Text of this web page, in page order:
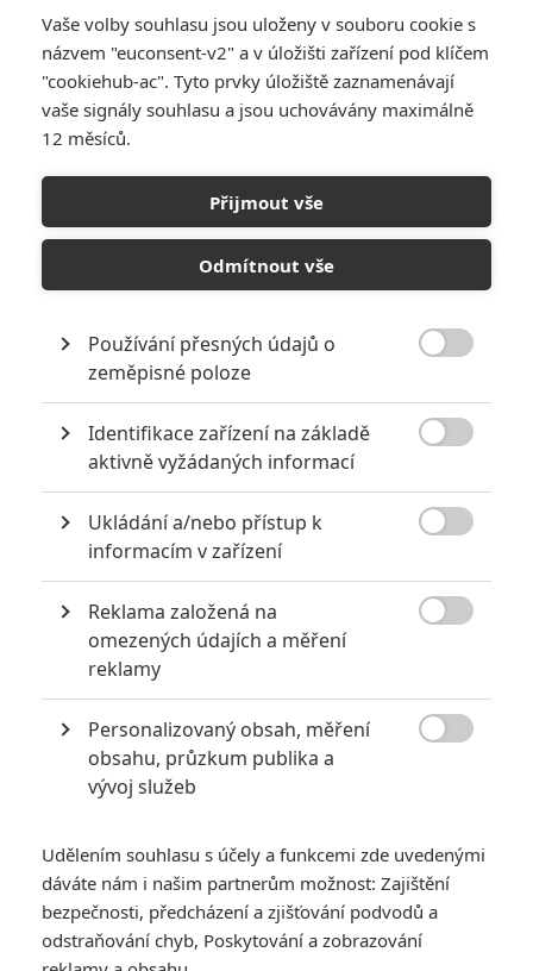
starších umře. Hrají s ním morbidní hry a všemožně se ho snaží
zničit.
KOMENTÁŘE 0
Pro psaní komentářů, se přihlašte.
*/10 */10
Zatím nehodnoceno
Jméno:
Heslo:
Vaše volby souhlasu jsou uloženy v souboru cookie s
názvem "euconsent-v2" a v úložišti zařízení pod klíčem
"cookiehub-ac". Tyto prvky úložiště zaznamenávají
vaše signály souhlasu a jsou uchovávány maximálně
12 měsíců.
Přijmout vše
Odmítnout vše
Používání přesných údajů o
zeměpisné poloze
Identifikace zařízení na základě
aktivně vyžádaných informací
Ukládání a/nebo přístup k
informacím v zařízení
Reklama založená na
omezených údajích a měření
reklamy
Personalizovaný obsah, měření
obsahu, průzkum publika a
vývoj služeb
Udělením souhlasu s účely a funkcemi zde uvedenými
dáváte nám i našim partnerům možnost: Zajištění
bezpečnosti, předcházení a zjišťování podvodů a
odstraňování chyb, Poskytování a zobrazování